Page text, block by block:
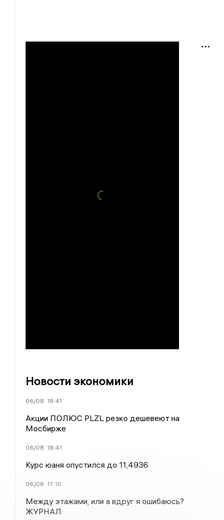
Новости экономики
06/08 18:41
Акции ПОЛЮС PLZL резко дешевеют на
Мосбирже
06/08 18:41
Курс юаня опустился до 11,4936
06/08 17:10
Между этажами, или а вдруг я ошибаюсь?
ЖУРНАЛ